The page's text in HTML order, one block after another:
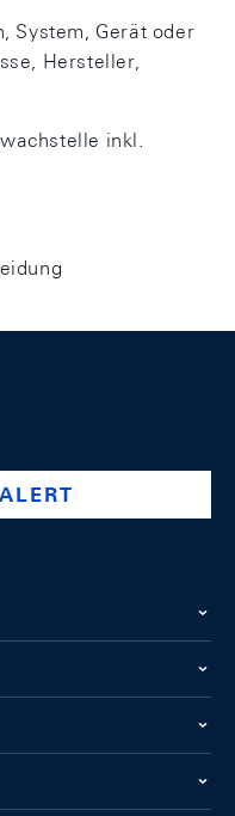
System, Gerät oder
Hersteller,
inkl.
swiss-national-
@swissnationalbank